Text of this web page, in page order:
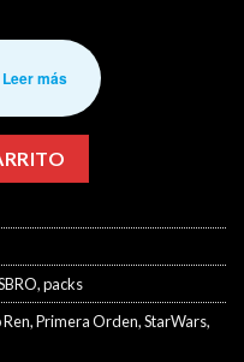
Leer más
Force Awakens cantidad
,packs
,Primera Orden,StarWars,